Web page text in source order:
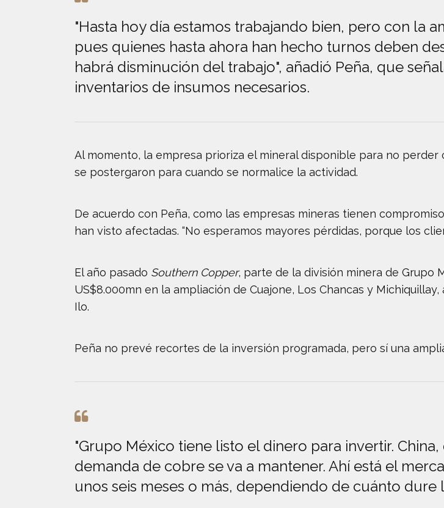
"Hasta hoy día estamos trabajando bien, pero con la
pues quienes hasta ahora han hecho turnos deben
habrá disminución del trabajo", añadió Peña, que
inventarios de insumos necesarios.
Al momento, la empresa prioriza el mineral disponible para no
se postergaron para cuando se normalice la actividad.
De acuerdo con Peña, como las empresas mineras tienen
han visto afectadas. “No esperamos mayores pérdidas, porque los
El año pasado Southern Copper, parte de la división minera de Grupo
US$8.000mn en la ampliación de Cuajone, Los Chancas y
Ilo.
Peña no prevé recortes de la inversión programada, pero sí una
"Grupo México tiene listo el dinero para invertir.
demanda de cobre se va a mantener. Ahí está el
unos seis meses o más, dependiendo de cuánto dure